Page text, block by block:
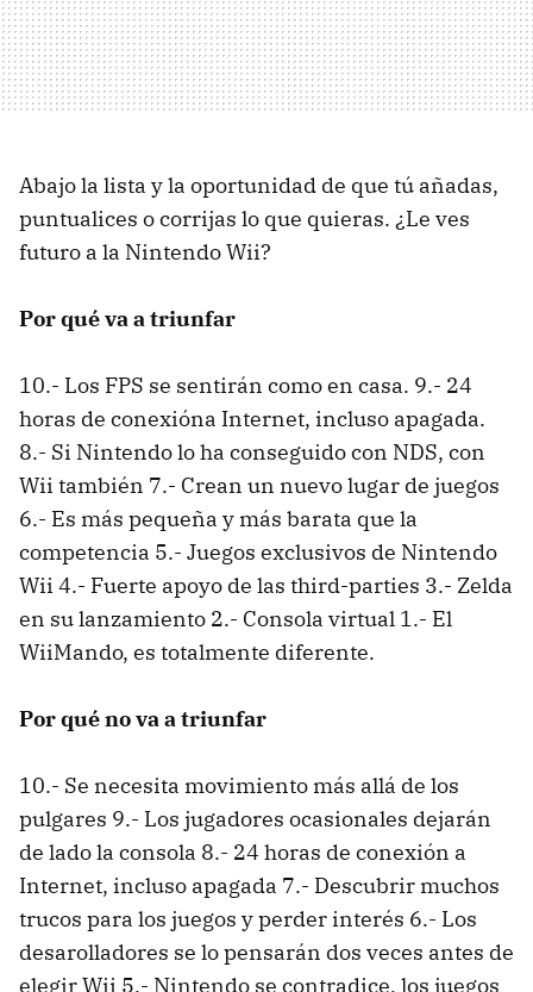
Abajo la lista y la oportunidad de que tú añadas,
puntualices o corrijas lo que quieras. ¿Le ves
futuro a la Nintendo Wii?
Por qué va a triunfar
10.- Los FPS se sentirán como en casa. 9.- 24
horas de conexióna Internet, incluso apagada.
8.- Si Nintendo lo ha conseguido con NDS, con
Wii también 7.- Crean un nuevo lugar de juegos
6.- Es más pequeña y más barata que la
competencia 5.- Juegos exclusivos de Nintendo
Wii 4.- Fuerte apoyo de las third-parties 3.- Zelda
en su lanzamiento 2.- Consola virtual 1.- El
WiiMando, es totalmente diferente.
Por qué no va a triunfar
10.- Se necesita movimiento más allá de los
pulgares 9.- Los jugadores ocasionales dejarán
de lado la consola 8.- 24 horas de conexión a
Internet, incluso apagada 7.- Descubrir muchos
trucos para los juegos y perder interés 6.- Los
desarolladores se lo pensarán dos veces antes de
elegir Wii 5.- Nintendo se contradice, los juegos